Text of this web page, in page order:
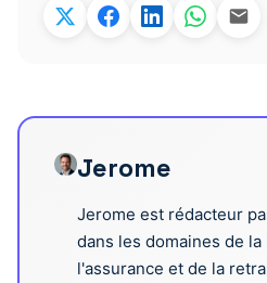
Jerome
Jerome est rédacteur
dans les domaines de la
l'assurance et de la